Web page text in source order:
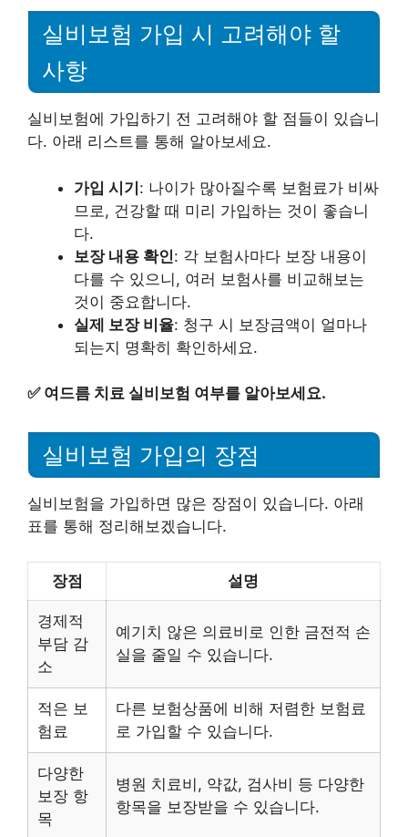
실비보험 가입 시 고려해야 할
사항
실비보험에 가입하기 전 고려해야 할 점들이 있습니
다. 아래 리스트를 통해 알아보세요.
가입 시기: 나이가 많아질수록 보험료가 비싸
므로, 건강할 때 미리 가입하는 것이 좋습니
다.
보장 내용 확인: 각 보험사마다 보장 내용이
다를 수 있으니, 여러 보험사를 비교해보는
것이 중요합니다.
실제 보장 비율: 청구 시 보장금액이 얼마나
되는지 명확히 확인하세요.
✅ 여드름 치료 실비보험 여부를 알아보세요.
실비보험 가입의 장점
실비보험을 가입하면 많은 장점이 있습니다. 아래
표를 통해 정리해보겠습니다.
장점 설명
경제적
부담 감
소
예기치 않은 의료비로 인한 금전적 손
실을 줄일 수 있습니다.
적은 보
험료
다른 보험상품에 비해 저렴한 보험료
로 가입할 수 있습니다.
다양한
보장 항
목
병원 치료비, 약값, 검사비 등 다양한
항목을 보장받을 수 있습니다.